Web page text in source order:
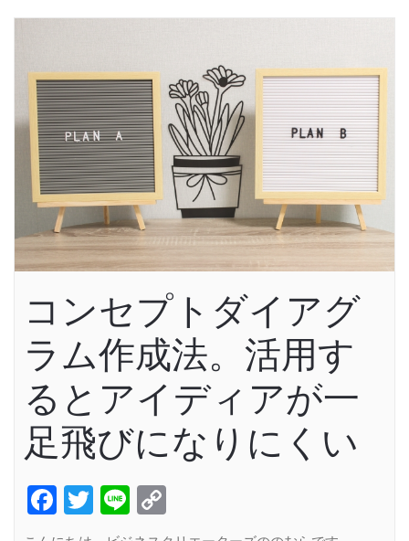
コンセプトダイアグ
ラム作成法。活用す
るとアイディアが一
足飛びになりにくい
Facebook
Twitter
Line
Link